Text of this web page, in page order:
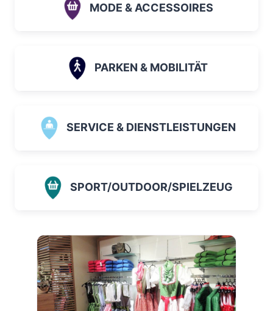
MODE & ACCESSOIRES
PARKEN & MOBILITÄT
SERVICE & DIENSTLEISTUNGEN
SPORT/OUTDOOR/SPIELZEUG